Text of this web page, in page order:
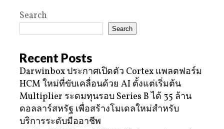
Search
Search
Recent Posts
Darwinbox ประกาศเปิดตัว Cortex แพลตฟอร์ม
HCM ใหม่ที่ขับเคลื่อนด้วย AI ตั้งแต่เริ่มต้น
Multiplier ระดมทุนรอบ Series B ได้ 35 ล้าน
ดอลลาร์สหรัฐ เพื่อสร้างโมเดลใหม่สำหรับ
บริการระดับมืออาชีพ